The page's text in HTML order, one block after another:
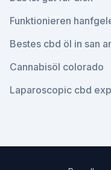
Funktionieren
Bestes cbd öl in san
Cannabisöl colorado
Laparoscopic cbd